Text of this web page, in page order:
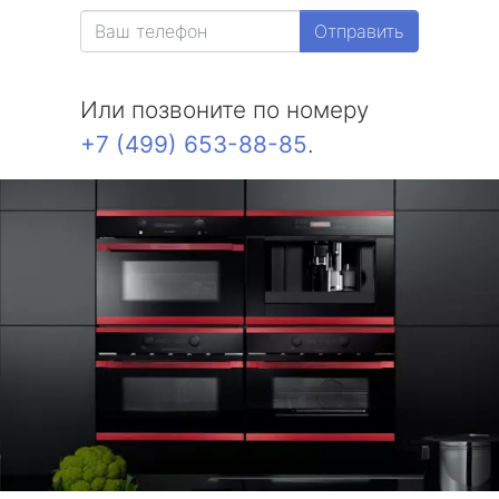
Отправить
Или позвоните по номеру
+7 (499) 653-88-85.